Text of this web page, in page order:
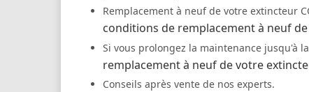
Remplacement à neuf de votre extincteur
conditions de remplacement à neuf
Si vous prolongez la maintenance jusqu'à
remplacement à neuf de votre
Conseils après vente de nos experts.